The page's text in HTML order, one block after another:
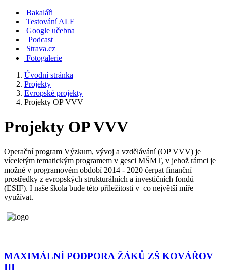
Bakaláři
Testování ALF
Google učebna
Podcast
Strava.cz
Fotogalerie
Úvodní stránka
Projekty
Evropské projekty
Projekty OP VVV
Projekty OP VVV
Operační program Výzkum, vývoj a vzdělávání (OP VVV) je
víceletým tematickým programem v gesci MŠMT, v jehož rámci je
možné v programovém období 2014 - 2020 čerpat finanční
prostředky z evropských strukturálních a investičních fondů
(ESIF). I naše škola bude této příležitosti v co největší míře
využívat.
MAXIMÁLNÍ PODPORA ŽÁKŮ ZŠ KOVÁŘOV
III